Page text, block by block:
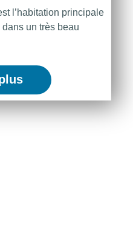
l’habitation principale
un très beau